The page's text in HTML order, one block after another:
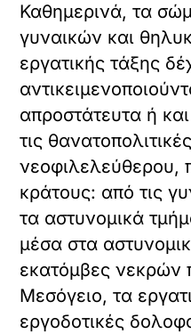
Καθημερινά, τα
γυναικών και
εργατικής τάξης
απροστάτευτα ή
τις
νεοφιλελεύθερου,
κράτους: από τις
τα αστυνομικά
μέσα στα
εκατόμβες νεκρών
Μεσόγειο, τα
εργοδοτικές